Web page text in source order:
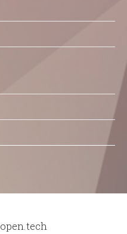
open.tech